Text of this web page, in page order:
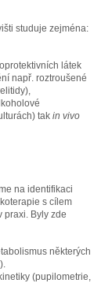
studuje zejména:
látek
např. roztroušené
takin vivo
na identifikaci
s cílem
praxi. Byly zde
některých
(pupilometrie,